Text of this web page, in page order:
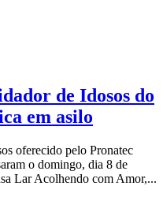
de Idosos do
em asilo
oferecido pelo Pronatec
o domingo, dia 8 de
Lar Acolhendo com Amor,...